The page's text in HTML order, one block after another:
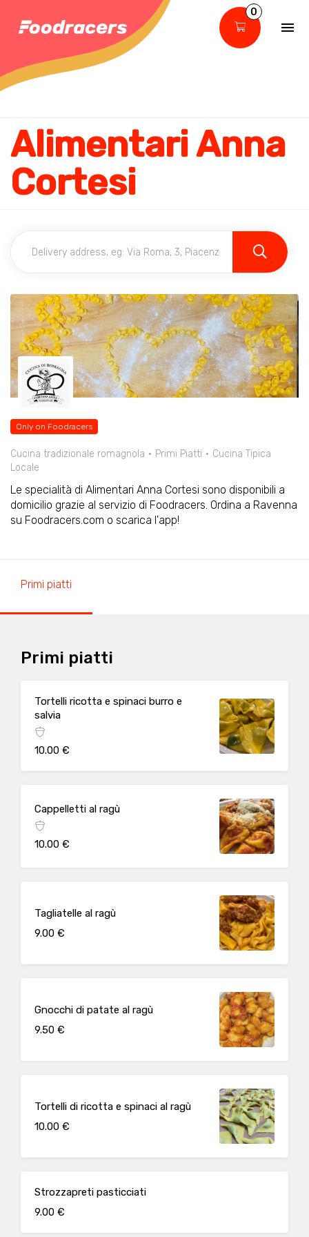
0
Alimentari Anna
Cortesi
Only on Foodracers
Cucina tradizionale romagnola Primi Piatti
Cucina Tipica
Locale
Le specialità di Alimentari Anna Cortesi sono disponibili a
domicilio grazie al servizio di Foodracers. Ordina a Ravenna
su Foodracers.com o scarica l'app!
Primi piatti
Primi piatti
Tortelli ricotta e spinaci burro e
salvia
10.00 €
Cappelletti al ragù
10.00 €
Tagliatelle al ragù
9.00 €
Gnocchi di patate al ragù
9.50 €
Tortelli di ricotta e spinaci al ragù
10.00 €
Strozzapreti pasticciati
9.00 €